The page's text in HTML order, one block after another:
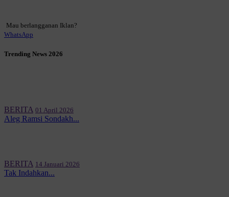
Mau berlangganan Iklan?
WhatsApp
Trending News 2026
BERITA 01 April 2026
Aleg Ramsi Sondakh...
BERITA 14 Januari 2026
Tak Indahkan...